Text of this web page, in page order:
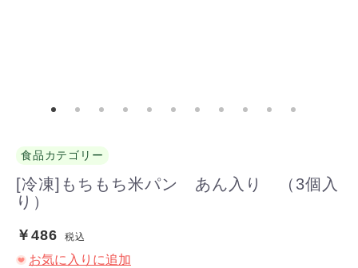
食品カテゴリー
[冷凍]もちもち米パン あん入り （3個入
り）
￥486 税込
お気に入りに追加